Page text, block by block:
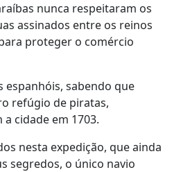
nunca respeitaram os
assinados entre os reinos
proteger o comércio
espanhóis, sabendo que
refúgio de piratas,
cidade em 1703.
nesta expedição, que ainda
segredos, o único navio